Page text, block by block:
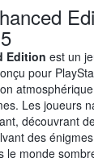
Edition est un
pour
Les joueurs
découvrant
des
le monde